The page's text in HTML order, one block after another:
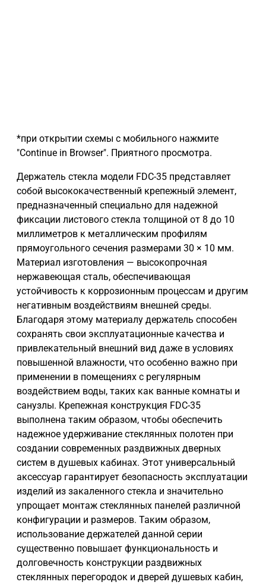
*при открытии схемы с мобильного нажмите
"Continue in Browser". Приятного просмотра.
Держатель стекла модели FDC-35 представляет
собой высококачественный крепежный элемент,
предназначенный специально для надежной
фиксации листового стекла толщиной от 8 до 10
миллиметров к металлическим профилям
прямоугольного сечения размерами 30 × 10 мм.
Материал изготовления — высокопрочная
нержавеющая сталь, обеспечивающая
устойчивость к коррозионным процессам и другим
негативным воздействиям внешней среды.
Благодаря этому материалу держатель способен
сохранять свои эксплуатационные качества и
привлекательный внешний вид даже в условиях
повышенной влажности, что особенно важно при
применении в помещениях с регулярным
воздействием воды, таких как ванные комнаты и
санузлы. Крепежная конструкция FDC-35
выполнена таким образом, чтобы обеспечить
надежное удерживание стеклянных полотен при
создании современных раздвижных дверных
систем в душевых кабинах. Этот универсальный
аксессуар гарантирует безопасность эксплуатации
изделий из закаленного стекла и значительно
упрощает монтаж стеклянных панелей различной
конфигурации и размеров. Таким образом,
использование держателей данной серии
существенно повышает функциональность и
долговечность конструкции раздвижных
стеклянных перегородок и дверей душевых кабин,